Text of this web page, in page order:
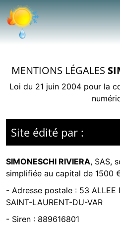
MENTIONS LÉGALES
Loi du 21 juin 2004 pour la
Site édité par :
SIMONESCHI RIVIERA, SAS,
simplifiée au capital de 1500
- Adresse postale : 53 ALLEE
SAINT-LAURENT-DU-VAR
- Siren : 889616801